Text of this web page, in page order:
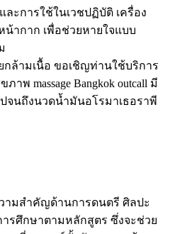
ะการใช้ในเวชปฏิบัติ เครื่อง
ากาก เพื่อช่วยหายใจแบบ
ล้ามเนื้อ ขอเชิญท่านใช้บริการ
ภาพ massage Bangkok outcall มี
จนถึงนวดน้ำมันอโรมาเธอราพี
ามสำคัญด้านการดนตรี ศิลปะ
รศึกษาตามหลักสูตร ซึ่งจะช่วย